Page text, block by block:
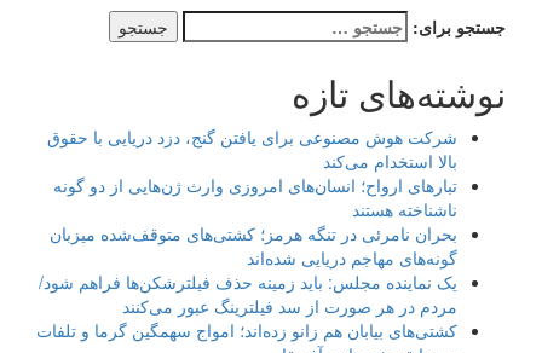
جستجو برای:
نوشته‌های تازه
شرکت هوش مصنوعی برای یافتن گنج، دزد دریایی با حقوق
بالا استخدام می‌کند
تبارهای ارواح؛ انسان‌های امروزی وارث ژن‌هایی از دو گونه
ناشناخته هستند
بحران نامرئی در تنگه هرمز؛ کشتی‌های متوقف‌شده میزبان
گونه‌های مهاجم دریایی شده‌اند
یک نماینده مجلس: باید زمینه حذف فیلترشکن‌ها فراهم شود/
مردم در هر صورت از سد فیلترینگ عبور می‌کنند
کشتی‌های بیابان هم زانو زده‌اند؛ امواج سهمگین گرما و تلفات